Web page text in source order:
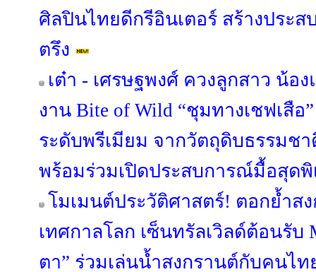
ศิลปินไทยดีกรีอินเตอร์ สร้างประส
ตรึง
เต๋า - เศรษฐพงศ์ ควงลูกสาว น้อ
งาน Bite of Wild “ชุมทางเชฟเสื
ระดับพรีเมียม จากวัตถุดิบธรรมช
พร้อมร่วมเปิดประสบการณ์มื้อสุดพิ
โมเมนต์ประวัติศาสตร์! ตอกย้ำส
เทศกาลโลก เซ็นทรัลเวิลด์ต้อนรับ
ตา” ร่วมเล่นน้ำสงกรานต์กับคนไ